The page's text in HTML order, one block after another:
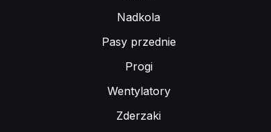
Nadkola
Pasy przednie
Progi
Wentylatory
Zderzaki